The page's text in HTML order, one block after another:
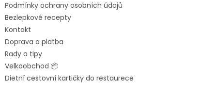
Podmínky ochrany osobních údajů
Bezlepkové recepty
Kontakt
Doprava a platba
Rady a tipy
Velkoobchod 📦
Dietní cestovní kartičky do restaurece